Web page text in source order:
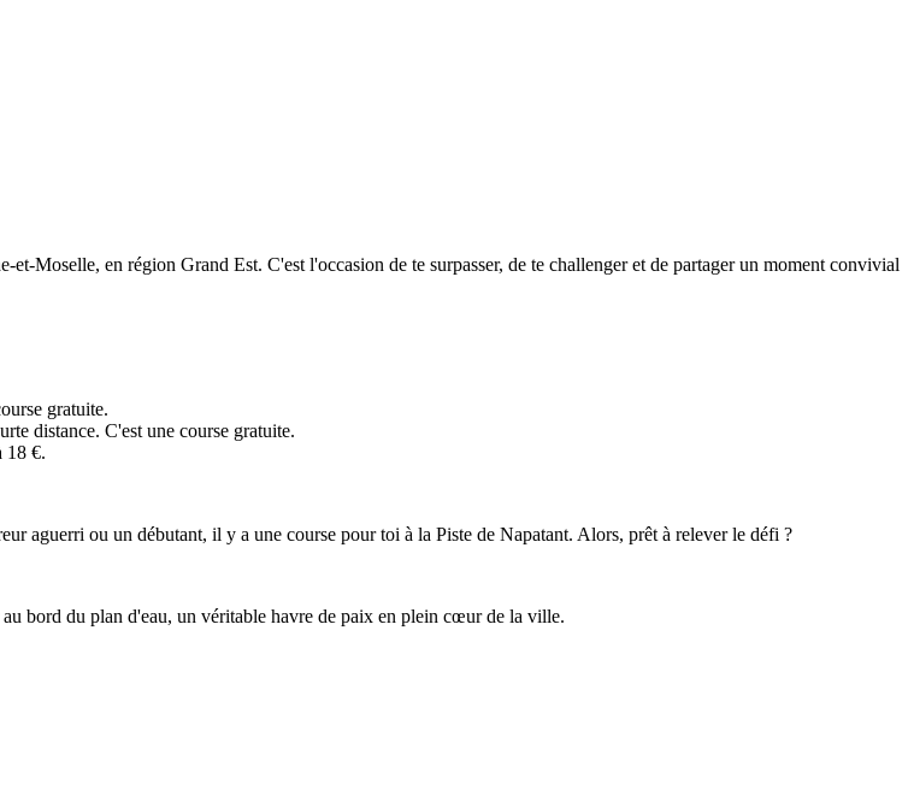
Moselle, en région Grand Est. C'est l'occasion de te surpasser, de te challenger et de partager un moment convivial
gratuite.
distance. C'est une course gratuite.
18 €.
aguerri ou un débutant, il y a une course pour toi à la Piste de Napatant. Alors, prêt à relever le défi ?
bord du plan d'eau, un véritable havre de paix en plein cœur de la ville.